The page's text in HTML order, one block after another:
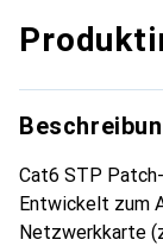
Cat6 STP
Entwickelt zum
Netzwerkkarte